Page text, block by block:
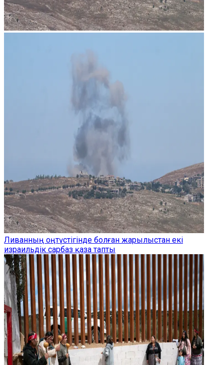
Ливанның оңтүстігінде болған жарылыстан екі
израильдік сарбаз қаза тапты